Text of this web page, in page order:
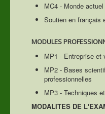
MC4 - Monde actuel
Soutien en français
MODULES
MP1 - Entreprise et
MP2 - Bases
professionnelles
MP3 - Techniques
MODALITES DE